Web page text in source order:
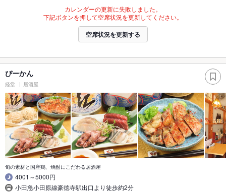
カレンダーの更新に失敗しました。
下記ボタンを押して空席状況を更新してください。
空席状況を更新する
ぴーかん
経堂 居酒屋
旬の素材と国産鶏、焼酎にこだわる居酒屋
4001～5000円
小田急小田原線豪徳寺駅出口より徒歩約2分